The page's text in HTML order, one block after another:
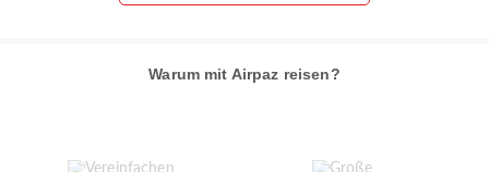
Warum mit Airpaz reisen?